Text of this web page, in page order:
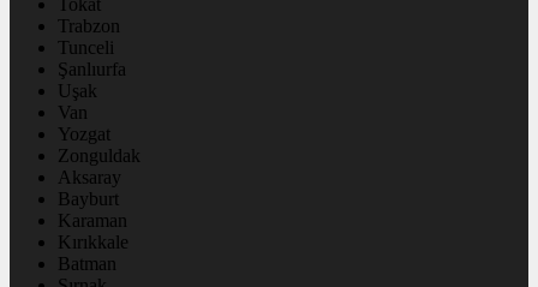
Tokat
Trabzon
Tunceli
Şanlıurfa
Uşak
Van
Yozgat
Zonguldak
Aksaray
Bayburt
Karaman
Kırıkkale
Batman